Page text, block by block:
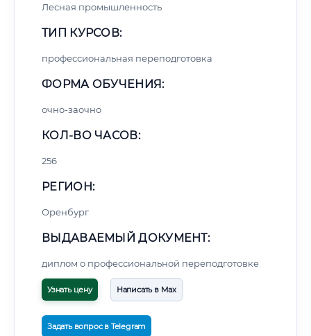
Лесная промышленность
ТИП КУРСОВ:
профессиональная переподготовка
ФОРМА ОБУЧЕНИЯ:
очно-заочно
КОЛ-ВО ЧАСОВ:
256
РЕГИОН:
Оренбург
ВЫДАВАЕМЫЙ ДОКУМЕНТ:
диплом о профессиональной переподготовке
Узнать цену Написать в Max
Задать вопрос в Telegram